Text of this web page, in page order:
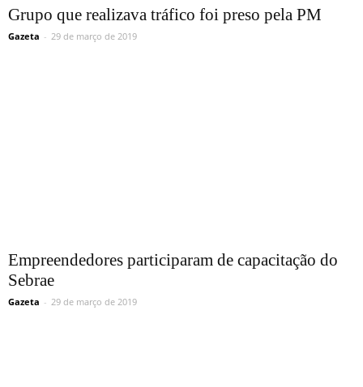
Grupo que realizava tráfico foi preso pela PM
Gazeta - 29 de março de 2019
Empreendedores participaram de capacitação do
Sebrae
Gazeta - 29 de março de 2019